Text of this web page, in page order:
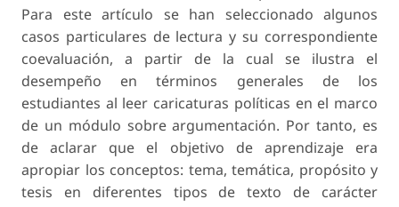
Para este artículo se han seleccionado algunos
casos particulares de lectura y su correspondiente
coevaluación, a partir de la cual se ilustra el
desempeño en términos generales de los
estudiantes al leer caricaturas políticas en el marco
de un módulo sobre argumentación. Por tanto, es
de aclarar que el objetivo de aprendizaje era
apropiar los conceptos: tema, temática, propósito y
tesis en diferentes tipos de texto de carácter